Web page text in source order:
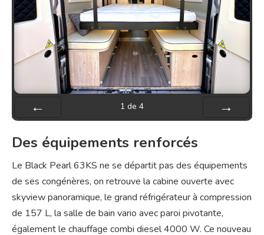
1 de 4
Des équipements renforcés
Le Black Pearl 63KS ne se départit pas des équipements
de ses congénères, on retrouve la cabine ouverte avec
skyview panoramique, le grand réfrigérateur à compression
de 157 L, la salle de bain vario avec paroi pivotante,
également le chauffage combi diesel 4000 W. Ce nouveau